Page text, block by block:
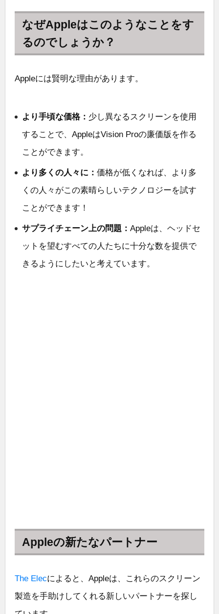
なぜAppleはこのようなことをす
るのでしょうか？
Appleには賢明な理由があります。
より手頃な価格： 少し異なるスクリーンを使用
することで、AppleはVision Proの廉価版を作る
ことができます。
より多くの人々に： 価格が低くなれば、より多
くの人々がこの素晴らしいテクノロジーを試す
ことができます！
サプライチェーン上の問題： Appleは、ヘッドセ
ットを望むすべての人たちに十分な数を提供で
きるようにしたいと考えています。
Appleの新たなパートナー
The Elecによると、Appleは、これらのスクリーン
製造を手助けしてくれる新しいパートナーを探し